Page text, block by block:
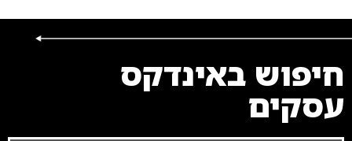
חיפוש באינדקס
עסקים